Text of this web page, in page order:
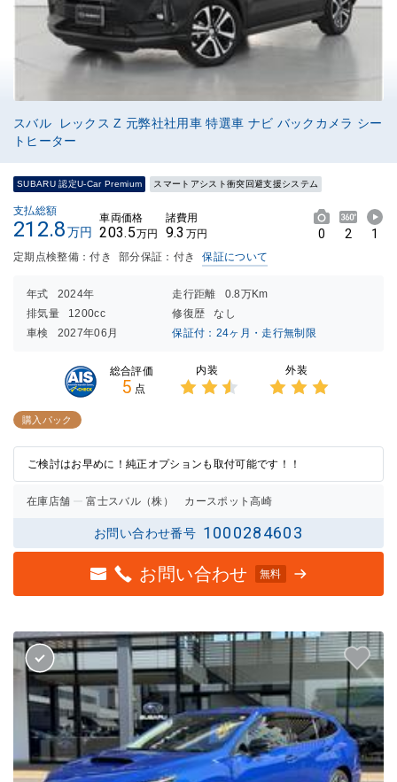
スバル レックス Z 元弊社社用車 特選車 ナビ バックカメラ シー
トヒーター
SUBARU 認定U-Car Premium スマートアシスト衝突回避支援システム
支払総額
212.8万円
車両価格
203.5万円
諸費用
9.3 万円 0 2 1
定期点検整備：付き 部分保証：付き 保証について
年式 2024年 走行距離
0.8万Km
排気量
1200cc 修復歴
なし
車検
2027年06月 保証付：24ヶ月・走行無制限
総合評価
5 点
内装 外装
購入パック
ご検討はお早めに！純正オプションも取付可能です！！
在庫店舗 富士スバル（株） カースポット高崎
お問い合わせ番号 1000284603
お問い合わせ 無料